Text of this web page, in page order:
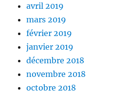
avril 2019
mars 2019
février 2019
janvier 2019
décembre 2018
novembre 2018
octobre 2018